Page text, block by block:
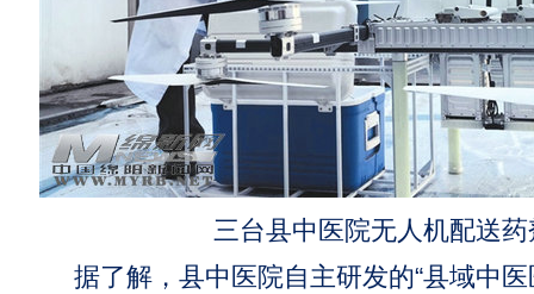
三台县中医院无人机配送
据了解，县中医院自主研发的“县域中医